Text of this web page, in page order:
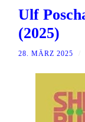
Ulf
(2025)
28. MÄRZ 2025